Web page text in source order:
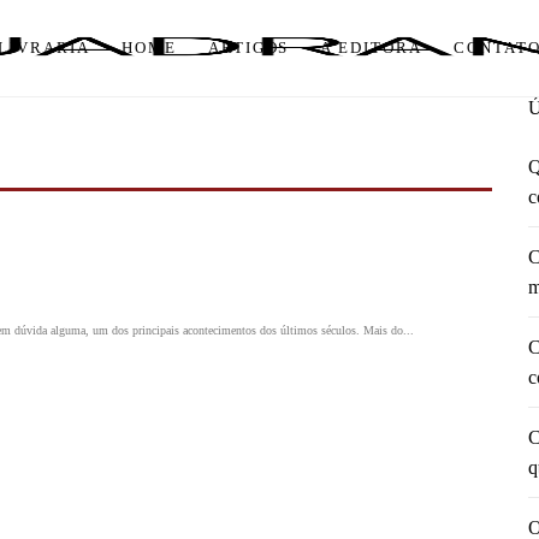
HOME ARTIGOS A EDITORA
dúvida alguma, um dos principais acontecimentos dos últimos séculos. Mais do...